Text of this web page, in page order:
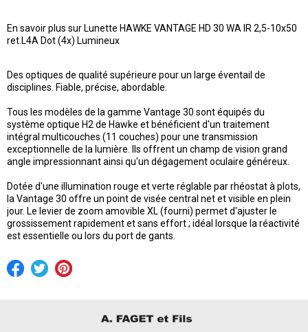
En savoir plus sur Lunette HAWKE VANTAGE HD 30 WA IR 2,5-10x50
ret.L4A Dot (4x) Lumineux
Des optiques de qualité supérieure pour un large éventail de
disciplines. Fiable, précise, abordable.
Tous les modèles de la gamme Vantage 30 sont équipés du
système optique H2 de Hawke et bénéficient d'un traitement
intégral multicouches (11 couches) pour une transmission
exceptionnelle de la lumière. Ils offrent un champ de vision grand
angle impressionnant ainsi qu'un dégagement oculaire généreux.
Dotée d'une illumination rouge et verte réglable par rhéostat à plots,
la Vantage 30 offre un point de visée central net et visible en plein
jour. Le levier de zoom amovible XL (fourni) permet d'ajuster le
grossissement rapidement et sans effort ; idéal lorsque la réactivité
est essentielle ou lors du port de gants.